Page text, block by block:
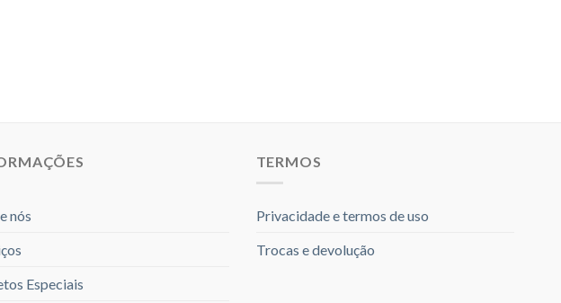
nós
Especiais
TERMOS
Privacidade e termos de uso
Trocas e devolução